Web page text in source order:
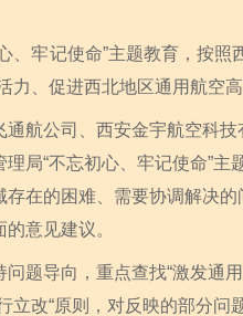
牢记使命”主题教育，按照
力、促进西北地区通用航空
公司、西安金宇航空科技
局“不忘初心、牢记使命”
在的困难、需要协调解决
意见建议。
导向，重点查找“激发通用
立改“原则，对反映的部分问